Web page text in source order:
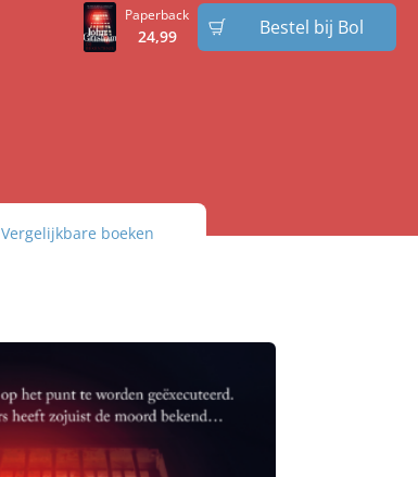
Paperback
24,99 Bestel bij Bol
Vergelijkbare boeken